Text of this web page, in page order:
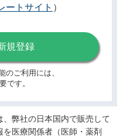
ートサイト ）
規登録
のご利用には、
です。
弊社の日本国内で販売して
医療関係者（医師・薬剤